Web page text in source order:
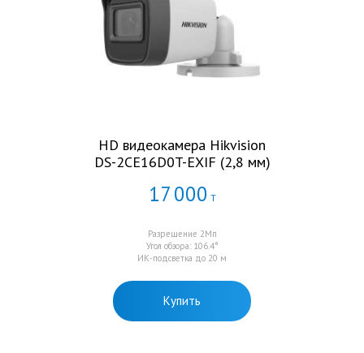
HD видеокамера Hikvision
DS-2CE16D0T-EXIF (2,8 мм)
17000 Т
Разрешение 2Мп
Угол обзора: 106.4°
ИК-подсветка до 20 м
Купить